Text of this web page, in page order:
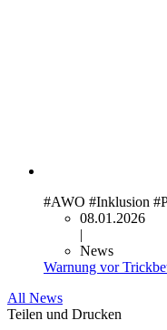
#AWO #Inklusion
08.01.2026
|
News
Warnung vor
All News
Teilen und Drucken